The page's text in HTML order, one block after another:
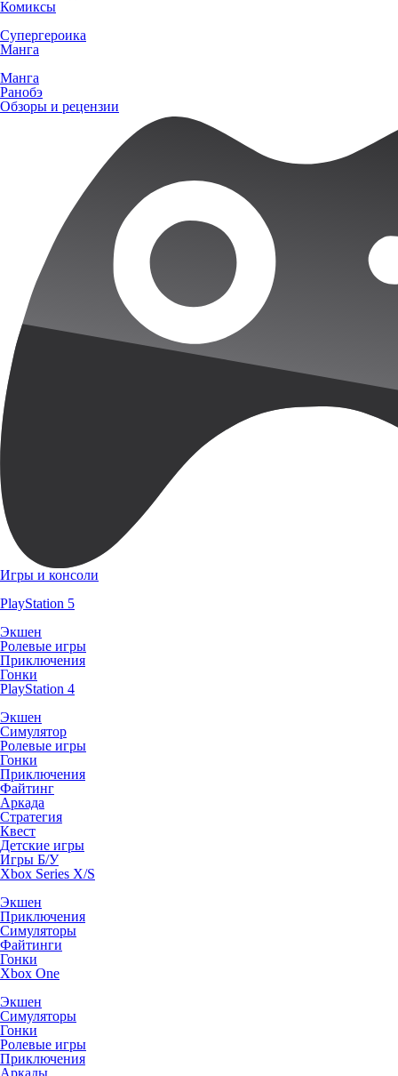
Комиксы
Супергероика
Манга
Манга
Ранобэ
Обзоры и рецензии
Игры и консоли
PlayStation 5
Экшен
Ролевые игры
Приключения
Гонки
PlayStation 4
Экшен
Симулятор
Ролевые игры
Гонки
Приключения
Файтинг
Аркада
Стратегия
Квест
Детские игры
Игры Б/У
Xbox Series X/S
Экшен
Приключения
Симуляторы
Файтинги
Гонки
Xbox One
Экшен
Симуляторы
Гонки
Ролевые игры
Приключения
Аркады